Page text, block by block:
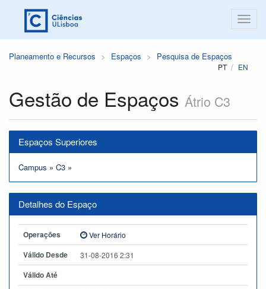
Planeamento e Recursos Espaços Pesquisa de Espaços
PT EN
Gestão de Espaços Átrio C3
Espaços Superiores
Campus » C3 »
Detalhes do Espaço
Operações Ver Horário
Válido Desde 31-08-2016 2:31
Válido Até